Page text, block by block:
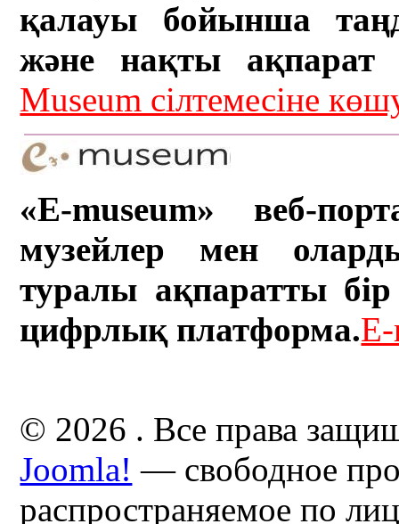
қалауы бойынша
және нақты ақпарат
Museum сілтемесіне
«E-museum» веб-
музейлер мен
туралы ақпаратты бір
цифрлық платформа.
© 2026 . Все права
Joomla! — свободное
распространяемое по